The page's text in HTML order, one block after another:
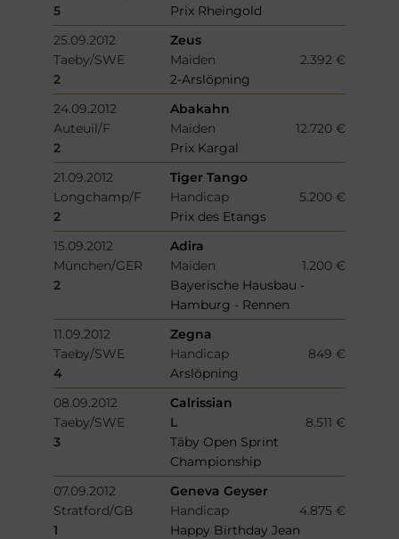
5
Prix Rheingold
25.09.2012
Zeus
Taeby/SWE
Maiden
2.392 €
2
2-Arslöpning
24.09.2012
Abakahn
Auteuil/F
Maiden
12.720 €
2
Prix Kargal
21.09.2012
Tiger Tango
Longchamp/F
Handicap
5.200 €
2
Prix des Etangs
15.09.2012
Adira
München/GER
Maiden
1.200 €
2
Bayerische Hausbau -
Hamburg - Rennen
11.09.2012
Zegna
Taeby/SWE
Handicap
849 €
4
Arslöpning
08.09.2012
Calrissian
Taeby/SWE
L
8.511 €
3
Täby Open Sprint
Championship
07.09.2012
Geneva Geyser
Stratford/GB
Handicap
4.875 €
1
Happy Birthday Jean